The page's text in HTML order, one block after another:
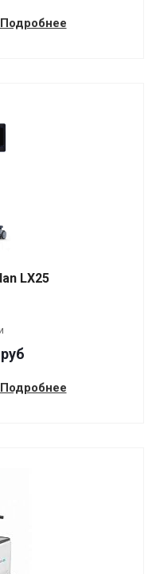
Подробнее
LX25
руб
Подробнее